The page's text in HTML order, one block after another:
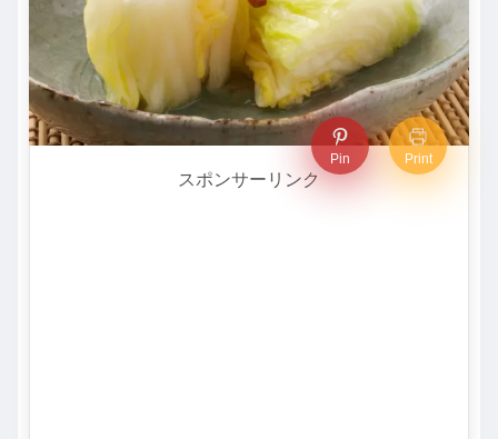
Pin Print
スポンサーリンク